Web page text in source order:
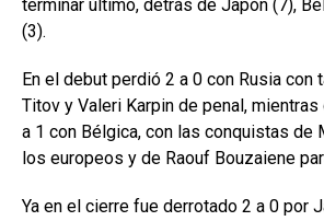
terminar último, detrás de Japón (7),
(3).
En el debut perdió 2 a 0 con Rusia con
Titov y Valeri Karpin de penal, mientras
a 1 con Bélgica, con las conquistas de
los europeos y de Raouf Bouzaiene
Ya en el cierre fue derrotado 2 a 0 por